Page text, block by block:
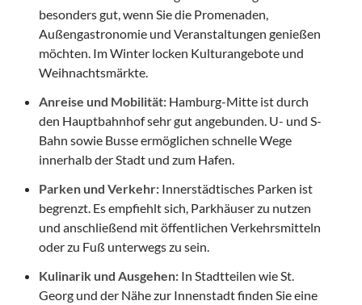
besonders gut, wenn Sie die Promenaden,
Außengastronomie und Veranstaltungen genießen
möchten. Im Winter locken Kulturangebote und
Weihnachtsmärkte.
Anreise und Mobilität: Hamburg-Mitte ist durch
den Hauptbahnhof sehr gut angebunden. U- und S-
Bahn sowie Busse ermöglichen schnelle Wege
innerhalb der Stadt und zum Hafen.
Parken und Verkehr: Innerstädtisches Parken ist
begrenzt. Es empfiehlt sich, Parkhäuser zu nutzen
und anschließend mit öffentlichen Verkehrsmitteln
oder zu Fuß unterwegs zu sein.
Kulinarik und Ausgehen: In Stadtteilen wie St.
Georg und der Nähe zur Innenstadt finden Sie eine